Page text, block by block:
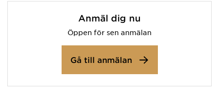
Anmäl dig nu
Öppen för sen anmälan
Gå till anmälan